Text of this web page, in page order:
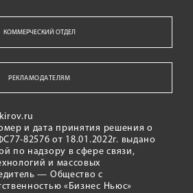
КОММЕРЧЕСКИЙ ОТДЕЛ
РЕКЛАМОДАТЕЛЯМ
и дата принятия решения о
82576 от 18.01.2022г. выдано
по надзору в сфере связи,
и массовых
— Общество с
«Бизнес Ньюс»